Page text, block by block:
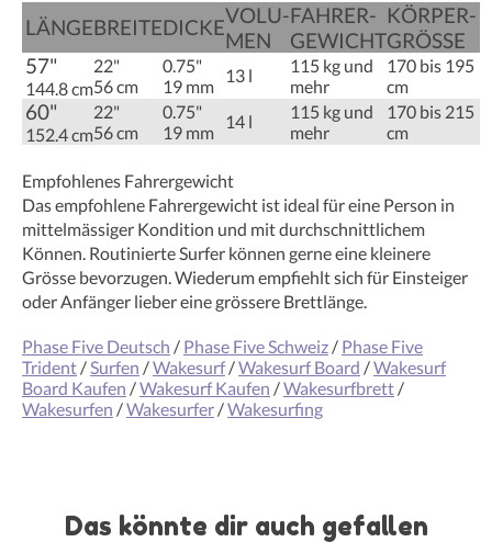
LÄNGEBREITEDICKEVOLU­
MEN
FAHRER­­­
GEWICHT
KÖRPER­­­
GRÖSSE
57"
144.8 cm
22"
56 cm
0.75"
19 mm
13 l
115 kg und
mehr
170 bis 195
cm
60"
152.4 cm
22"
56 cm
0.75"
19 mm
14 l
115 kg und
mehr
170 bis 215
cm
Empfohlenes Fahrergewicht
Das empfohlene Fahrergewicht ist ideal für eine Person in
mittelmässiger Kondition und mit durchschnittlichem
Können. Routinierte Surfer können gerne eine kleinere
Grösse bevorzugen. Wiederum empfiehlt sich für Einsteiger
oder Anfänger lieber eine grössere Brettlänge.
Phase Five Deutsch / Phase Five Schweiz / Phase Five
Trident / Surfen /Wakesurf/Wakesurf Board /Wakesurf
Board Kaufen /Wakesurf Kaufen /Wakesurfbrett /
Wakesurfen /Wakesurfer /Wakesurfing
Das könnte dir auch gefallen